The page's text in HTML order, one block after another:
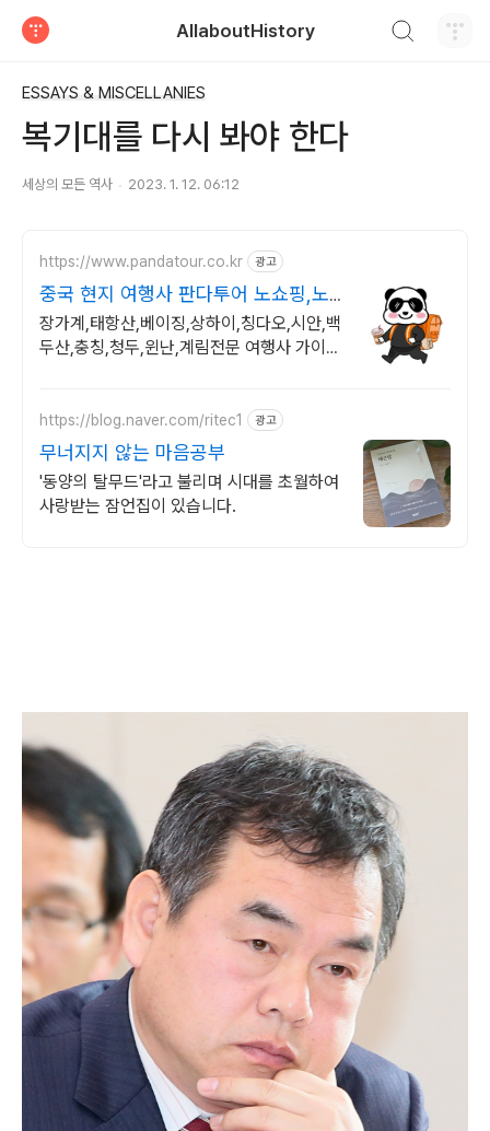
AllaboutHistory
ESSAYS & MISCELLANIES
복기대를 다시 봐야 한다
세상의 모든 역사 2023. 1. 12. 06:12
https://www.pandatour.co.kr 광고
중국 현지 여행사 판다투어 노쇼핑,노
옵션,노팁
장가계,태항산,베이징,상하이,칭다오,시안,백
두산,충칭,청두,윈난,계림전문 여행사 가이드
https://blog.naver.com/ritec1 광고
무너지지 않는 마음공부
'동양의 탈무드'라고 불리며 시대를 초월하여
사랑받는 잠언집이 있습니다.